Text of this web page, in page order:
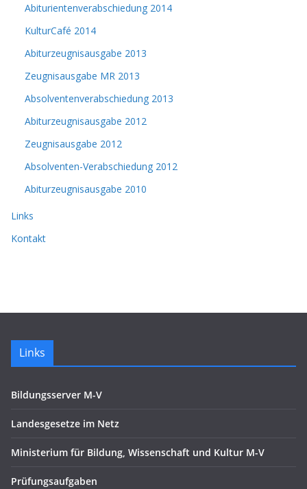
Abiturientenverabschiedung 2014
KulturCafé 2014
Abiturzeugnisausgabe 2013
Zeugnisausgabe MR 2013
Absolventenverabschiedung 2013
Abiturzeugnisausgabe 2012
Zeugnisausgabe 2012
Absolventen-Verabschiedung 2012
Abiturzeugnisausgabe 2010
Links
Kontakt
Links
Bildungsserver M-V
Landesgesetze im Netz
Ministerium für Bildung, Wissenschaft und Kultur M-V
Prüfungsaufgaben